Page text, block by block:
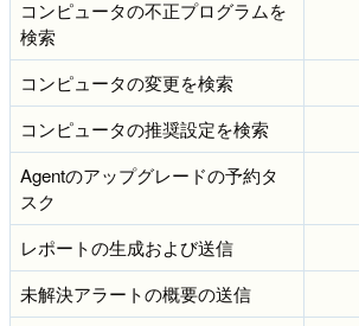
コンピュータの不正プログラムを
検索
コンピュータの変更を検索
コンピュータの推奨設定を検索
Agentのアップグレードの予約タ
スク
レポートの生成および送信
未解決アラートの概要の送信